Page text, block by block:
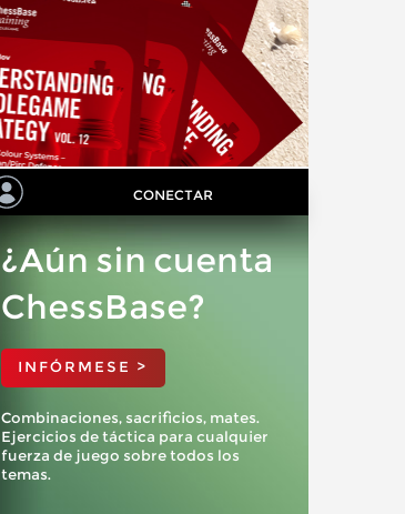
CONECTAR
¿Aún sin cuenta
ChessBase?
INFÓRMESE >
Combinaciones, sacrificios, mates.
Ejercicios de táctica para cualquier
fuerza de juego sobre todos los
temas.